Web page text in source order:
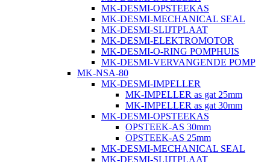
MK-DESMI-OPSTEEKAS
MK-DESMI-MECHANICAL SEAL
MK-DESMI-SLIJTPLAAT
MK-DESMI-ELEKTROMOTOR
MK-DESMI-O-RING POMPHUIS
MK-DESMI-VERVANGENDE POMP
MK-NSA-80
MK-DESMI-IMPELLER
MK-IMPELLER as gat 25mm
MK-IMPELLER as gat 30mm
MK-DESMI-OPSTEEKAS
OPSTEEK-AS 30mm
OPSTEEK-AS 25mm
MK-DESMI-MECHANICAL SEAL
MK-DESMI-SLIJTPLAAT